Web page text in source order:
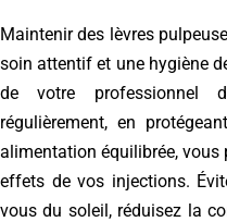
Maintenir des lèvres
soin attentif et une hygiène
de votre professionnel
régulièrement, en
alimentation équilibrée,
effets de vos injections.
vous du soleil, réduisez la